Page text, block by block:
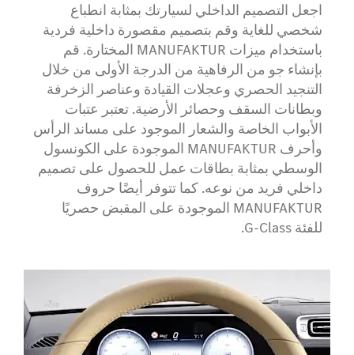
اجعل التصميم الداخلي لسيارتك بمثابة انطباع
شخصي للغاية وقم بتصميم مقصورة داخلية فردية
باستخدام ميزات MANUFAKTUR المختارة. قم
بإنشاء جو من الرفاهية من الدرجة الأولى من خلال
التنجيد الحصري وعجلات القيادة وعناصر الزخرفة
وبطانات السقف وحصائر الأرضية. تعتبر عتبات
الأبواب الخاصة والشعار الموجود على مساند الرأس
وأحرف MANUFAKTUR الموجودة على الكونسول
الوسطي بمثابة بطاقات عمل للحصول على تصميم
داخلي فريد من نوعه. كما تتوفر أيضًا حروف
MANUFAKTUR الموجودة على المقبض حصريًا
للفئة G-Class.